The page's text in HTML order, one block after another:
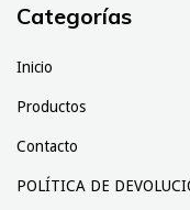
Categorías
Inicio
Productos
Contacto
POLÍTICA DE